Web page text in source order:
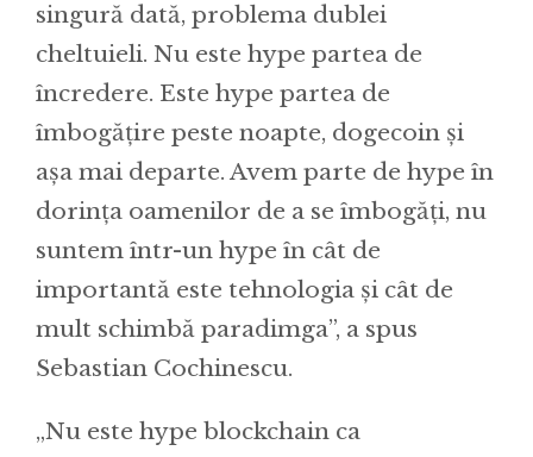
singură dată, problema dublei
cheltuieli. Nu este hype partea de
încredere. Este hype partea de
îmbogățire peste noapte, dogecoin și
așa mai departe. Avem parte de hype în
dorința oamenilor de a se îmbogăți, nu
suntem într-un hype în cât de
importantă este tehnologia și cât de
mult schimbă paradimga”, a spus
Sebastian Cochinescu.
„Nu este hype blockchain ca